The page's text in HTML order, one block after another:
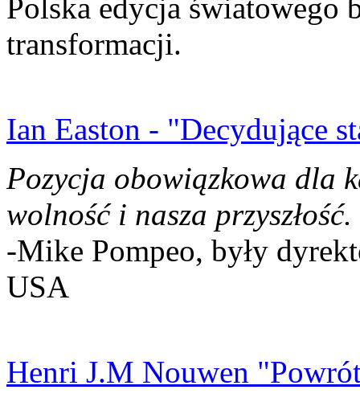
Polska edycja światowego
transformacji.
Ian Easton - "Decydujące
Pozycja obowiązkowa dla
wolność i nasza przyszłość.
-Mike Pompeo, były
USA
Henri J.M Nouwen